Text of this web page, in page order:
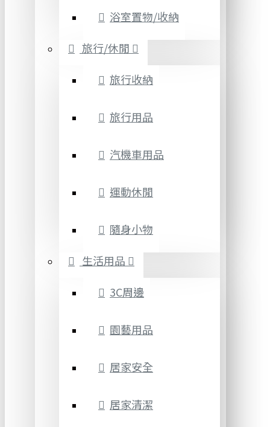
浴室置物/收納
旅行/休閒
旅行收納
旅行用品
汽機車用品
運動休閒
隨身小物
生活用品
3C周邊
園藝用品
居家安全
居家清潔